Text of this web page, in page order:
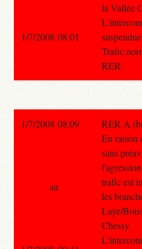
la Vallée
Trafic
RER.
1/7/2008 08:01
1/7/2008 08:09
RER A
En raison
sans
trafic est
les
Laye/
Chessy.
au